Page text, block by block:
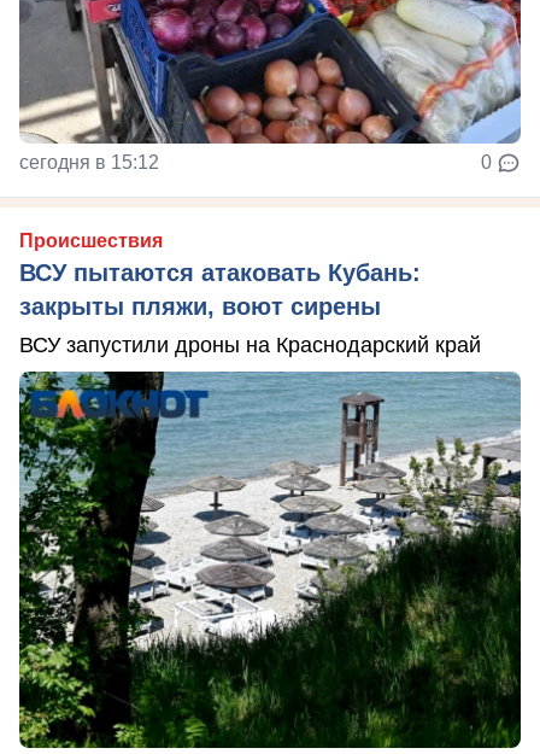
сегодня в 15:12 0
Происшествия
ВСУ пытаются атаковать Кубань:
закрыты пляжи, воют сирены
ВСУ запустили дроны на Краснодарский край